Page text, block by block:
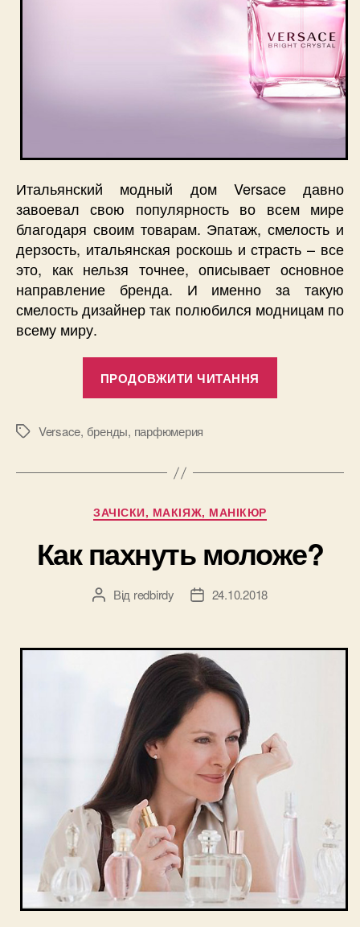
Итальянский модный дом Versace давно
завоевал свою популярность во всем мире
благодаря своим товарам. Эпатаж, смелость и
дерзость, итальянская роскошь и страсть – все
это, как нельзя точнее, описывает основное
направление бренда. И именно за такую
смелость дизайнер так полюбился модницам по
всему миру.
ПРОДОВЖИТИ ЧИТАННЯ
каждой
Позначки
Versace, бренды, парфюмерия
Категорії
ЗАЧІСКИ, МАКІЯЖ, МАНІКЮР
Как пахнуть моложе?
Автор
Від redbirdy
Дата24.10.2018